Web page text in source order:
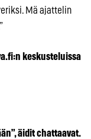
Mä ajattelin
keskusteluissa
äidit chattaavat.